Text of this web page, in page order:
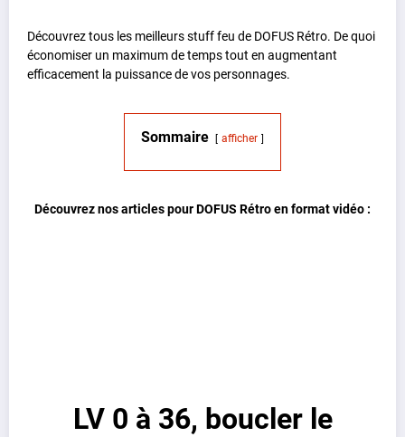
Découvrez tous les meilleurs stuff feu de DOFUS Rétro. De quoi
économiser un maximum de temps tout en augmentant
efficacement la puissance de vos personnages.
Sommaire afficher
Découvrez nos articles pour DOFUS Rétro en format vidéo :
LV 0 à 36, boucler le